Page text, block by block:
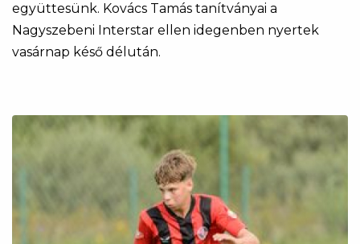
együttesünk. Kovács Tamás tanítványai a
Nagyszebeni Interstar ellen idegenben nyertek
vasárnap késő délután.